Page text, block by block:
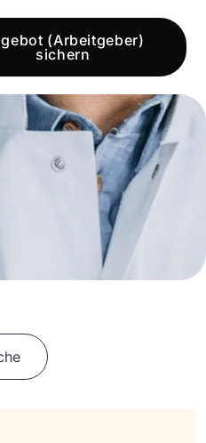
(Arbeitgeber)
sichern